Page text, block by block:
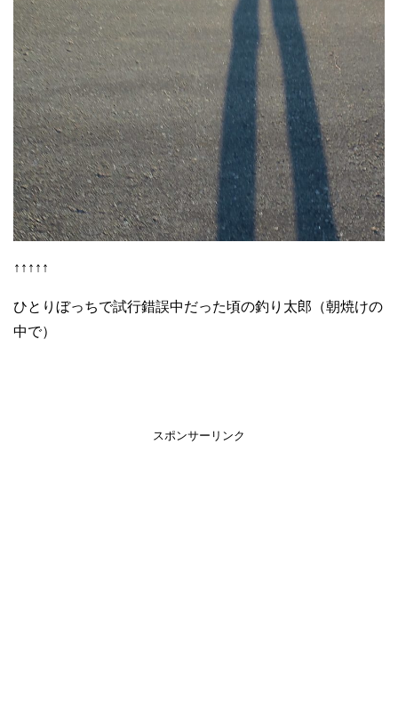
↑↑↑↑↑
ひとりぼっちで試行錯誤中だった頃の釣り太郎（朝焼けの
中で）
スポンサーリンク